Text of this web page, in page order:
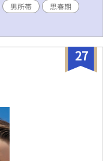
男所帯
思春期
27